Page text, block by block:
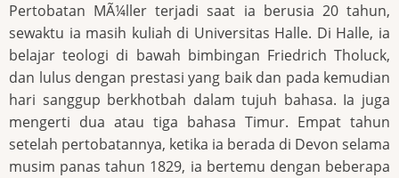
Pertobatan MÃ¼ller terjadi saat ia berusia 20 tahun,
sewaktu ia masih kuliah di Universitas Halle. Di Halle, ia
belajar teologi di bawah bimbingan Friedrich Tholuck,
dan lulus dengan prestasi yang baik dan pada kemudian
hari sanggup berkhotbah dalam tujuh bahasa. Ia juga
mengerti dua atau tiga bahasa Timur. Empat tahun
setelah pertobatannya, ketika ia berada di Devon selama
musim panas tahun 1829, ia bertemu dengan beberapa